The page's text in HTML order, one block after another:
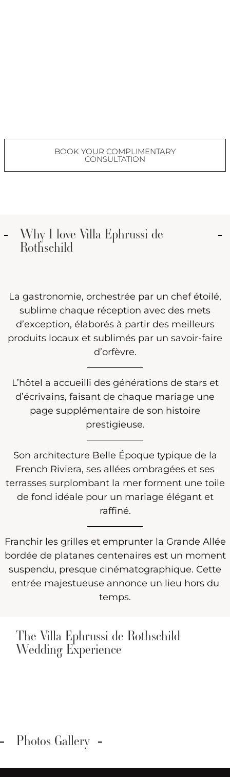
BOOK YOUR COMPLIMENTARY
CONSULTATION
Why I love Villa Ephrussi de
Rothschild
La gastronomie, orchestrée par un chef étoilé,
sublime chaque réception avec des mets
d’exception, élaborés à partir des meilleurs
produits locaux et sublimés par un savoir-faire
d’orfèvre.
L’hôtel a accueilli des générations de stars et
d’écrivains, faisant de chaque mariage une
page supplémentaire de son histoire
prestigieuse.
Son architecture Belle Époque typique de la
French Riviera, ses allées ombragées et ses
terrasses surplombant la mer forment une toile
de fond idéale pour un mariage élégant et
raffiné.
Franchir les grilles et emprunter la Grande Allée
bordée de platanes centenaires est un moment
suspendu, presque cinématographique. Cette
entrée majestueuse annonce un lieu hors du
temps.
The Villa Ephrussi de Rothschild
Wedding Experience
Photos Gallery